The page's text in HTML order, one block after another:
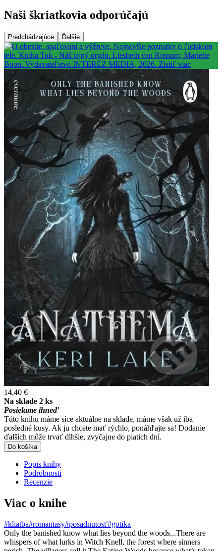
Naši škriatkovia odporúčajú
Predchádzajúce Ďalšie
14,40 €
Na sklade 2 ks
Posielame ihneď
Túto knihu máme síce aktuálne na sklade, máme však už iba
posledné kusy. Ak ju chcete mať rýchlo, ponáhľajte sa! Dodanie
ďalších môže trvať dlhšie, zvyčajne do piatich dní.
Do košíka
Popis knihy
Podrobnosti
Recenzie
Viac o knihe
#kliatba#romantasy#posadnutosť#gotika
Only the banished know what lies beyond the woods...There are
whispers of what lurks in Witch Knell, the forest where sinners